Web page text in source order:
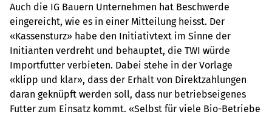
Auch die IG Bauern Unternehmen hat Beschwerde
eingereicht, wie es in einer Mitteilung heisst. Der
«Kassensturz» habe den Initiativtext im Sinne der
Initianten verdreht und behauptet, die TWI würde
Importfutter verbieten. Dabei stehe in der Vorlage
«klipp und klar», dass der Erhalt von Direktzahlungen
daran geknüpft werden soll, dass nur betriebseigenes
Futter zum Einsatz kommt. «Selbst für viele Bio-Betriebe